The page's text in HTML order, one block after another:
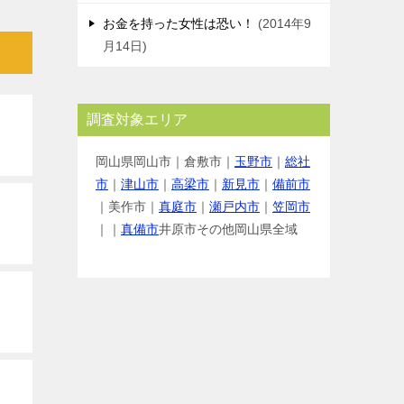
お金を持った女性は恐い！
2014年9
月14日
調査対象エリア
岡山県岡山市｜倉敷市｜ 玉野市 ｜ 総社
市 ｜ 津山市 ｜ 高梁市 ｜ 新見市 ｜ 備前市
｜美作市｜ 真庭市 ｜ 瀬戸内市 ｜ 笠岡市
｜｜ 真備市井原市その他岡山県全域